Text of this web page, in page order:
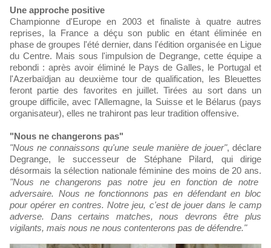
Une approche positive
Championne d'Europe en 2003 et finaliste à quatre autres
reprises, la France a déçu son public en étant éliminée en
phase de groupes l'été dernier, dans l'édition organisée en Ligue
du Centre. Mais sous l'impulsion de Degrange, cette équipe a
rebondi : après avoir éliminé le Pays de Galles, le Portugal et
l'Azerbaïdjan au deuxième tour de qualification, les Bleuettes
feront partie des favorites en juillet. Tirées au sort dans un
groupe difficile, avec l'Allemagne, la Suisse et le Bélarus (pays
organisateur), elles ne trahiront pas leur tradition offensive.
"Nous ne changerons pas"
"Nous ne connaissons qu'une seule manière de jouer", déclare
Degrange, le successeur de Stéphane Pilard, qui dirige
désormais la sélection nationale féminine des moins de 20 ans.
"Nous ne changerons pas notre jeu en fonction de notre
adversaire. Nous ne fonctionnons pas en défendant en bloc
pour opérer en contres. Notre jeu, c'est de jouer dans le camp
adverse. Dans certains matches, nous devrons être plus
vigilants, mais nous ne nous contenterons pas de défendre."